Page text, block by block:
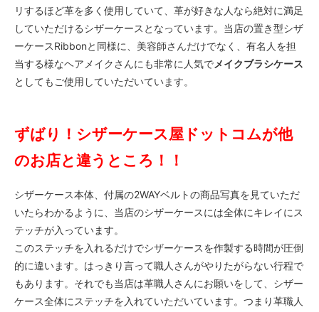
リするほど革を多く使用していて、革が好きな人なら絶対に満足
していただけるシザーケースとなっています。当店の置き型シザ
ーケースRibbonと同様に、美容師さんだけでなく、有名人を担
当する様なヘアメイクさんにも非常に人気でメイクブラシケース
としてもご使用していただいています。
ずばり！シザーケース屋ドットコムが他
のお店と違うところ！！
シザーケース本体、付属の2WAYベルトの商品写真を見ていただ
いたらわかるように、当店のシザーケースには全体にキレイにス
テッチが入っています。
このステッチを入れるだけでシザーケースを作製する時間が圧倒
的に違います。はっきり言って職人さんがやりたがらない行程で
もあります。それでも当店は革職人さんにお願いをして、シザー
ケース全体にステッチを入れていただいています。つまり革職人